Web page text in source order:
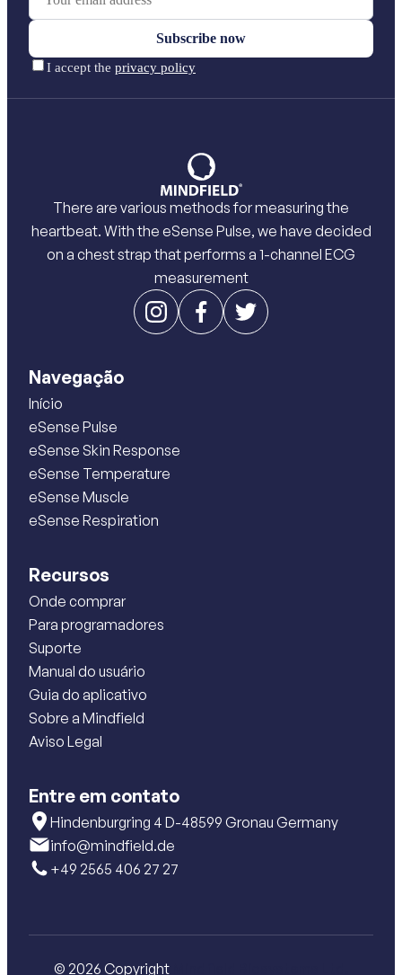
There are various methods for measuring the
heartbeat. With the eSense Pulse, we have decided
on a chest strap that performs a 1-channel ECG
measurement
Navegação
Início
eSense Pulse
eSense Skin Response
eSense Temperature
eSense Muscle
eSense Respiration
Recursos
Onde comprar
Para programadores
Suporte
Manual do usuário
Guia do aplicativo
Sobre a Mindfield
Aviso Legal
Entre em contato
Hindenburgring 4 D-48599 Gronau Germany
info@mindfield.de
+49 2565 406 27 27
© 2026 Copyright